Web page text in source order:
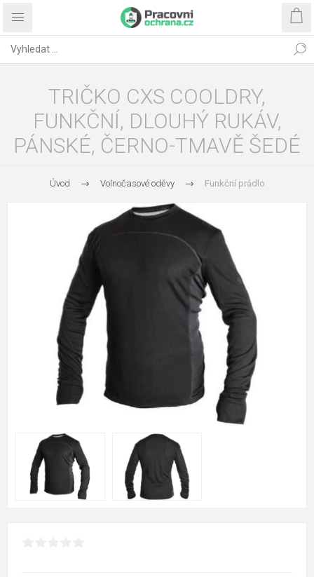
TRIČKO CXS COOLDRY,
FUNKČNÍ, DLOUHÝ RUKÁV,
PÁNSKÉ, ČERNO-TMAVĚ ŠEDÉ
Úvod Volnočasové oděvy Funkční prádlo